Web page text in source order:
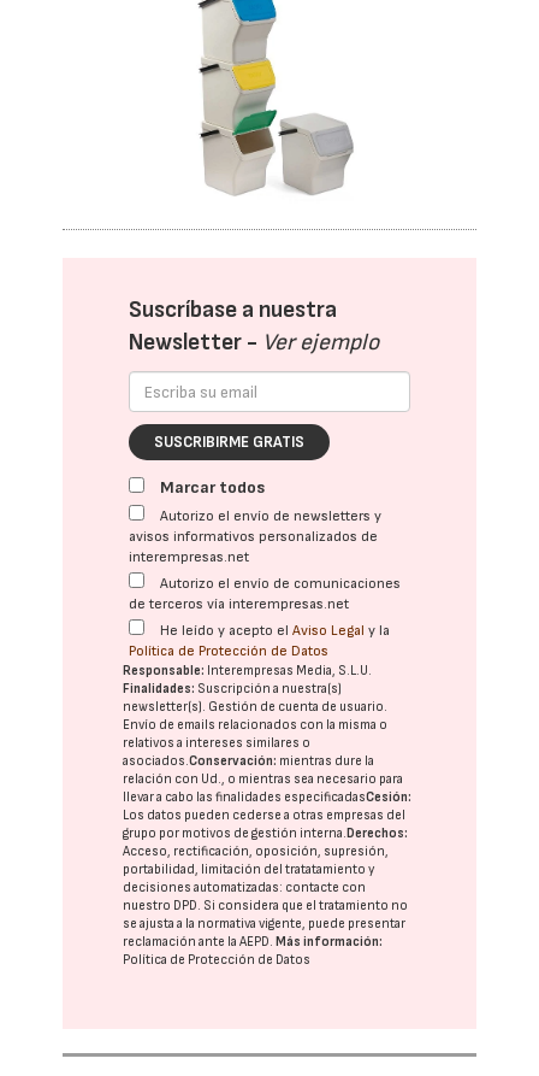
Suscríbase a nuestra
Newsletter - Ver ejemplo
SUSCRIBIRME GRATIS
Marcar todos
Autorizo el envío de newsletters y
avisos informativos personalizados de
interempresas.net
Autorizo el envío de comunicaciones
de terceros vía interempresas.net
He leído y acepto elAviso Legal y la
Política de Protección de Datos
Responsable: Interempresas Media, S.L.U.
Finalidades: Suscripción a nuestra(s)
newsletter(s). Gestión de cuenta de usuario.
Envío de emails relacionados con la misma o
relativos a intereses similares o
asociados.Conservación: mientras dure la
relación con Ud., o mientras sea necesario para
llevar a cabo las finalidades especificadasCesión:
Los datos pueden cederse a otras empresas del
grupo por motivos de gestión interna. Derechos:
Acceso, rectificación, oposición, supresión,
portabilidad, limitación del tratatamiento y
decisiones automatizadas: contacte con
nuestro DPD. Si considera que el tratamiento no
se ajusta a la normativa vigente, puede presentar
reclamación ante laAEPD. Más información:
Política de Protección de Datos